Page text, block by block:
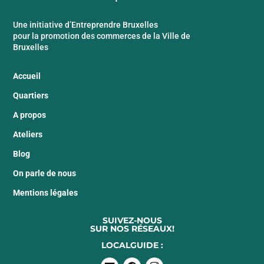
Une initiative d’Entreprendre Bruxelles
pour la promotion des commerces de la Ville de
Bruxelles
Accueil
Quartiers
A propos
Ateliers
Blog
On parle de nous
Mentions légales
SUIVEZ-NOUS
SUR NOS RÉSEAUX!
LOCALGUIDE :